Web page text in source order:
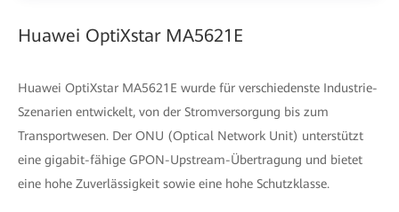
Huawei OptiXstar MA5621E
Huawei OptiXstar MA5621E wurde für verschiedenste Industrie-
Szenarien entwickelt, von der Stromversorgung bis zum
Transportwesen. Der ONU (Optical Network Unit) unterstützt
eine gigabit-fähige GPON-Upstream-Übertragung und bietet
eine hohe Zuverlässigkeit sowie eine hohe Schutzklasse.